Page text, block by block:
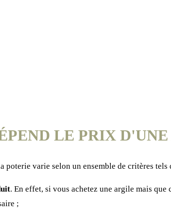
LE PRIX
poterie varie selon un ensemble de critères tels
. En effet, si vous achetez une argile mais
;